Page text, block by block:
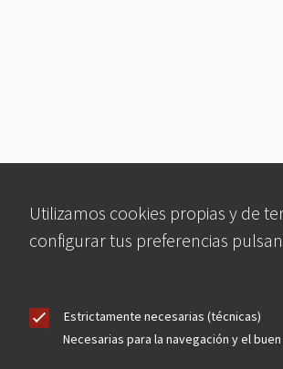
Utilizamos cookies propias y de
configurar tus preferencias
Estrictamente necesarias (técnicas)
Necesarias para la navegación y el